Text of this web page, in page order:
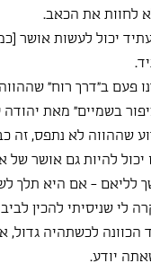
לחוות את הכאב.
יכול לעשות אושר
פעם ב״דרך רוח״
בשמיים״ מאת
שההווה לא נתפס, זה
יכול להיות גם אושר
לליאם - אם היא תלך
לי שניסיתי להכין
הכוונה לכשתהיה
יודע.